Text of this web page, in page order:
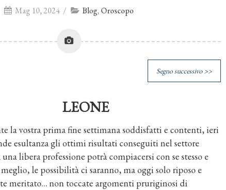
Mag 10, 2024 / Blog,Oroscopo
Segno successivo >>
LEONE
la vostra prima fine settimana soddisfatti e contenti, ieri
esultanza gli ottimi risultati conseguiti nel settore
libera professione potrà compiacersi con se stesso e
le possibilità ci saranno, ma oggi solo riposo e
meritato… non toccate argomenti pruriginosi di